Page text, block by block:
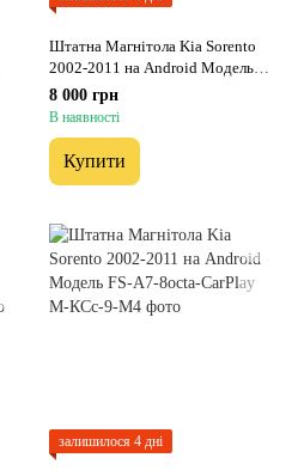
Штатна Магнітола Kia Sorento
2002-2011 на Android Модель
XYAuto-7212-8octa-CarPlay
8 000 грн
В наявності
Купити
залишилося 4 дні